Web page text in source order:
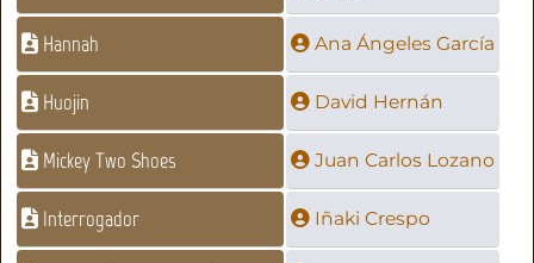
Hannah Ana Ángeles García
Huojin David Hernán
Mickey Two Shoes Juan Carlos Lozano
Interrogador Iñaki Crespo